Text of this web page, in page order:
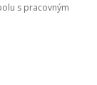
s pracovným